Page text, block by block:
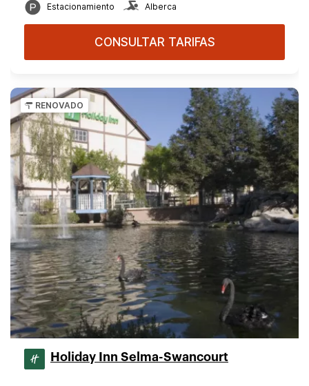
Estacionamiento Alberca
CONSULTAR TARIFAS
RENOVADO
Holiday Inn Selma-Swancourt